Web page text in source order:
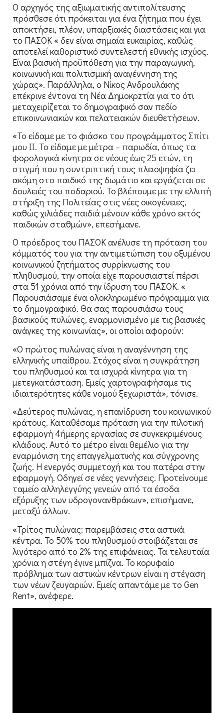
Ο αρχηγός της αξιωματικής αντιπολίτευσης
πρόσθεσε ότι πρόκειται για ένα ζήτημα που έχει
αποκτήσει, πλέον, υπαρξιακές διαστάσεις και για
το ΠΑΣΟΚ « δεν είναι σημαία ευκαιρίας, καθώς
αποτελεί καθοριστικό συντελεστή εθνικής ισχύος.
Είναι βασική προϋπόθεση για την παραγωγική,
κοινωνική και πολιτισμική αναγέννηση της
χώρας». Παράλληλα, ο Νίκος Ανδρουλάκης
επέκρινε έντονα τη Νέα Δημοκρzτία για το ότι
μεταχειρίζεται το δημογραφικό σαν πεδίο
επικοινωνιακών και πελατειακών διευθετήσεων.
«Το είδαμε με το φιάσκο του προγράμματος Σπίτι
μου ΙΙ. Το είδαμε με μέτρα – παρωδία, όπως τα
φορολογικά κίνητρα σε νέους έως 25 ετών, τη
στιγμή που η συντριπτική τους πλειοψηφία ζει
ακόμη στο παιδικό της δωμάτιο και εργάζεται σε
δουλειές του ποδαριού. Το βλέπουμε με την ελλιπή
στήριξη της Πολιτείας στις νέες οικογένειες,
καθώς χιλιάδες παιδιά μένουν κάθε χρόνο εκτός
παιδικών σταθμών», επεσήμανε.
Ο πρόεδρος του ΠΑΣΟΚ ανέλυσε τη πρόταση του
κόμματός του για την αντιμετώπιση του οξυμένου
κοινωνικού ζητήματος συρρίκνωσης του
πληθυσμού, την οποία είχε παρουσιαστεί πέρσι
στα 51 χρόνια από την ίδρυση του ΠΑΣΟΚ. «
Παρουσιάσαμε ένα ολοκληρωμένο πρόγραμμα για
το δημογραφικό. Θα σας παρουσιάσω τους
βασικούς πυλώνες, εναρμονισμένο με τις βασικές
ανάγκες της κοινωνίας», οι οποίοι αφορούν:
«Ο πρώτος πυλώνας είναι η αναγέννηση της
ελληνικής υπαίθρου. Στόχος είναι η συγκράτηση
του πληθυσμού και τα ισχυρά κίνητρα για τη
μετεγκατάσταση. Εμείς χαρτογραφήσαμε τις
ιδιαιτερότητες κάθε νομού ξεχωριστά», τόνισε.
«Δεύτερος πυλώνας, η επανίδρυση του κοινωνικού
κράτους. Καταθέσαμε πρόταση για την πιλοτική
εφαρμογή 4ήμερης εργασίας σε συγκεκριμένους
κλάδους. Αυτό το μέτρο είναι θεμέλιο για την
εναρμόνιση της επαγγελματικής και σύγχρονης
ζωής. Η ενεργός συμμετοχή και του πατέρα στην
εφαρμογή. Οδηγεί σε νέες γεννήσεις. Προτείνουμε
ταμείο αλληλεγγύης γενεών από τα έσοδα
εξόρυξης των υδρογονανθράκων», επισήμανε,
μεταξύ άλλων.
«Τρίτος πυλώνας: παρεμβάσεις στα αστικά
κέντρα. Το 50% του πληθυσμού στοιβάζεται σε
λιγότερο από το 2% της επιφάνειας. Τα τελευταία
χρόνια η στέγη έγινε μπίζνα. Το κορυφαίο
πρόβλημα των αστικών κέντρων είναι η στέγαση
των νέων ζευγαριών. Εμείς απαντάμε με το Gen
Rent», ανέφερε.